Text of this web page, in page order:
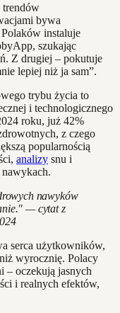
trendów
bywa
instaluje
szukając
Z drugiej – pokutuje
lepiej niż ja sam”.
trybu życia to
i technologicznego
roku, już 42%
z czego
popularnością
analizy snu i
nawyków
— cytat z
serca użytkowników,
niż wyrocznię. Polacy
– oczekują jasnych
i realnych efektów,